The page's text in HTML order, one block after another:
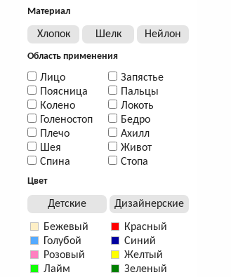
Материал
Хлопок Шелк Нейлон
Область применения
Лицо
Поясница
Колено
Голеностоп
Плечо
Шея
Спина
Запястье
Пальцы
Локоть
Бедро
Ахилл
Живот
Стопа
Цвет
Детские Дизайнерские
Бежевый
Голубой
Розовый
Лайм
Красный
Синий
Желтый
Зеленый